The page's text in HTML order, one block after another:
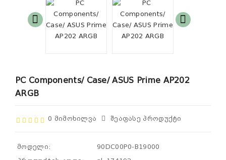
PC Components/ Case/ ASUS Prime AP202
ARGB
0 Მიმოხილვა Შეაფასე Პროდუქტი
მოდელი:
90DC00P0-B19000